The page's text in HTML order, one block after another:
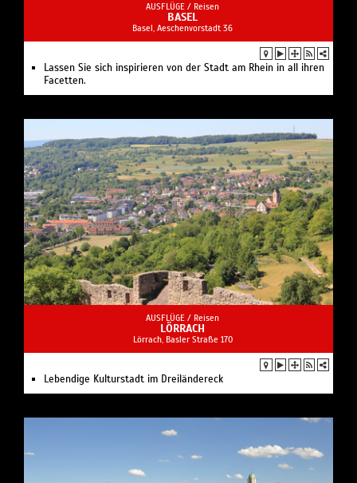
AUSFLÜGE / Reisen
BASEL
Basel, Aeschenvorstadt 36
Lassen Sie sich inspirieren von der Stadt am Rhein in all ihren
Facetten.
AUSFLÜGE / Reisen
LÖRRACH
Lörrach, Basler Straße 170
Lebendige Kulturstadt im Dreiländereck